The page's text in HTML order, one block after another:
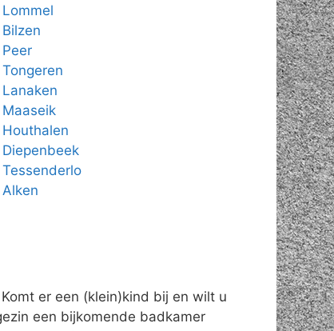
Lommel
Bilzen
Peer
Tongeren
Lanaken
Maaseik
Houthalen
Diepenbeek
Tessenderlo
Alken
er een (klein)kind bij en wilt u
een bijkomende badkamer